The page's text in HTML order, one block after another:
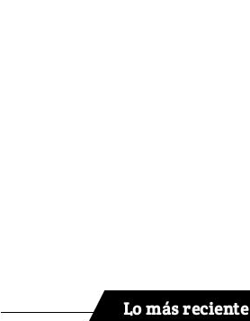
Lo más reciente